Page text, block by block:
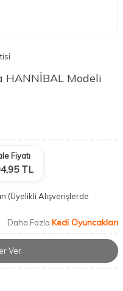
HANNİBAL Modeli
Fiyatı
TL
(Üyelikli Alışverişlerde
Daha Fazla Kedi Oyuncakları
Ver